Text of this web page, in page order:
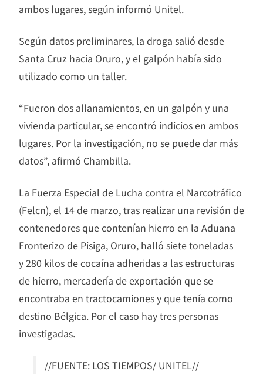
ambos lugares, según informó Unitel.
Según datos preliminares, la droga salió desde
Santa Cruz hacia Oruro, y el galpón había sido
utilizado como un taller.
“Fueron dos allanamientos, en un galpón y una
vivienda particular, se encontró indicios en ambos
lugares. Por la investigación, no se puede dar más
datos”, afirmó Chambilla.
La Fuerza Especial de Lucha contra el Narcotráfico
(Felcn), el 14 de marzo, tras realizar una revisión de
contenedores que contenían hierro en la Aduana
Fronterizo de Pisiga, Oruro, halló siete toneladas
y 280 kilos de cocaína adheridas a las estructuras
de hierro, mercadería de exportación que se
encontraba en tractocamiones y que tenía como
destino Bélgica. Por el caso hay tres personas
investigadas.
//FUENTE: LOS TIEMPOS/ UNITEL//